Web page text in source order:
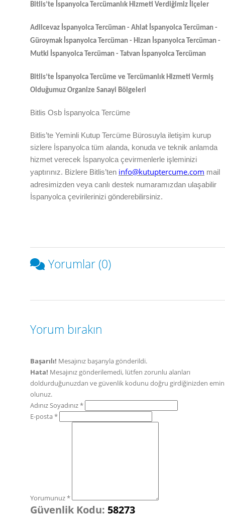
Bitlis’te İspanyolca Tercümanlık Hizmeti Verdiğimiz İlçeler
Adilcevaz İspanyolca Tercüman - Ahlat İspanyolca Tercüman -
Güroymak İspanyolca Tercüman - Hizan İspanyolca Tercüman -
Mutki İspanyolca Tercüman - Tatvan İspanyolca Tercüman
Bitlis’te İspanyolca Tercüme ve Tercümanlık Hizmeti Vermiş
Olduğumuz Organize Sanayi Bölgeleri
Bitlis Osb İspanyolca Tercüme
Bitlis’te Yeminli Kutup Tercüme Bürosuyla iletişim kurup
sizlere İspanyolca tüm alanda, konuda ve teknik anlamda
hizmet verecek İspanyolca çevirmenlerle işleminizi
yaptırınız. Bizlere Bitlis’ten info@kutuptercume.com mail
adresimizden veya canlı destek numaramızdan ulaşabilir
İspanyolca çevirilerinizi gönderebilirsiniz.
Yorumlar (0)
Yorum bırakın
Başarılı! Mesajınız başarıyla gönderildi.
Hata! Mesajınız gönderilemedi, lütfen zorunlu alanları
doldurduğunuzdan ve güvenlik kodunu doğru girdiğinizden emin
olunuz.
Adınız Soyadınız *
E-posta *
Yorumunuz *
Güvenlik Kodu: 58273